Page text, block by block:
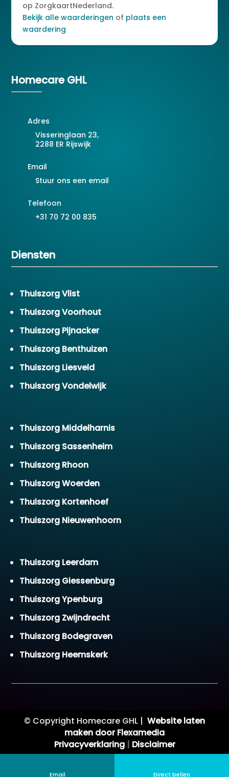
op ZorgkaartNederland.
Bekijk alle waarderingen of plaats een
waardering
Homecare GHL
Adres
Visseringlaan 23,
2288 ER Rijswijk
Email
Stuur ons een email
Telefoon
+31 70 72 00 835
Diensten
Thuiszorg Vlist
Thuiszorg Voorhout
Thuiszorg Pijnacker
Thuiszorg Benthuizen
Thuiszorg Liesveld
Thuiszorg Vondelwijk
Thuiszorg Middelharnis
Thuiszorg Sassenheim
Thuiszorg Rhoon
Thuiszorg Woerden
Thuiszorg Kortenhoef
Thuiszorg Nieuwenhoorn
Thuiszorg Leerdam
Thuiszorg Giessenburg
Thuiszorg Ypenburg
Thuiszorg Zwijndrecht
Thuiszorg Bodegraven
Thuiszorg Heemskerk
© Copyright Homecare GHL | Website laten
maken door Flexamedia
Privacyverklaring| Disclaimer
Email Direct bellen